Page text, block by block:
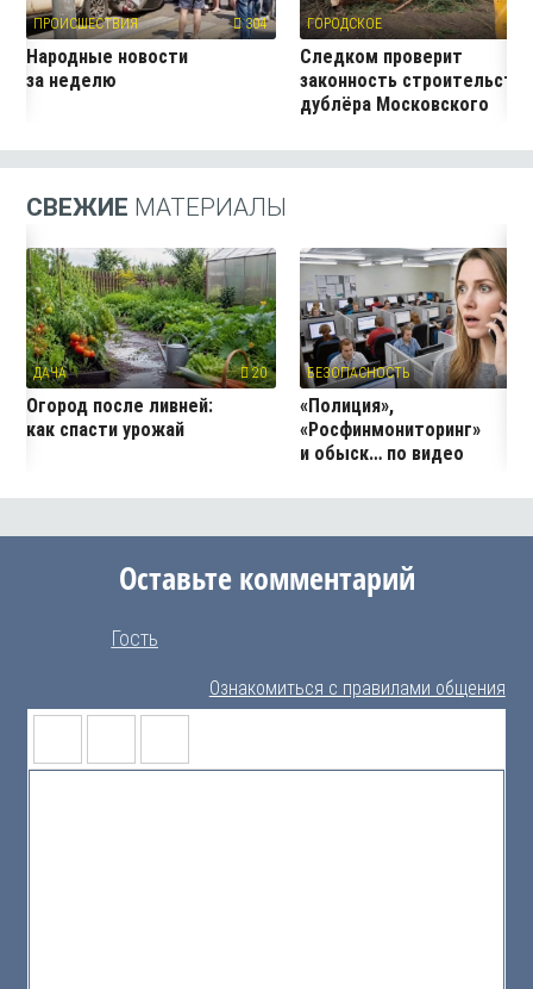
ПРОИСШЕСТВИЯ 304
Народные новости
за неделю
ГОРОДСКОЕ
Следком проверит
законность строительства
дублёра Московского
СВЕЖИЕ МАТЕРИАЛЫ
ДАЧА 20
Огород после ливней:
как спасти урожай
БЕЗОПАСНОСТЬ
«Полиция»,
«Росфинмониторинг»
и обыск… по видео
Оставьте комментарий
Гость
Ознакомиться с правилами общения